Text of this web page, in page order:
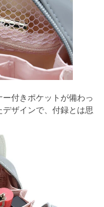
付きポケットが備わっ
ザインで、付録とは思